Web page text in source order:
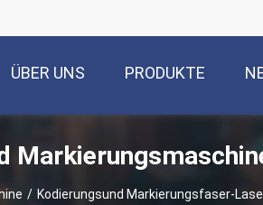
ÜBER UNS PRODUKTE
/ Kodierungsund Markierungsfaser-